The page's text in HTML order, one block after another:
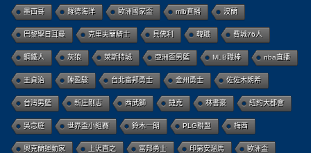
墨西哥 羅德海洋 歐洲國家盃 mlb直播 波蘭
巴黎聖日耳曼 克里夫蘭騎士 貝佛利 韓職 費城76人
鋼鐵人 灰狼 萊斯特城 亞洲盃男籃 MLB職棒 nba直播
王貞治 陳盈駿 台北富邦勇士 金州勇士 佐佐木朗希
台灣男籃 新庄剛志 西武獅 捷克 林書豪 紐約大都會
吳念庭 世界盃小組賽 鈴木一朗 PLG聯盟 梅西
奧克蘭運動家 上沢直之 富邦勇士 印第安溜馬 歐洲盃